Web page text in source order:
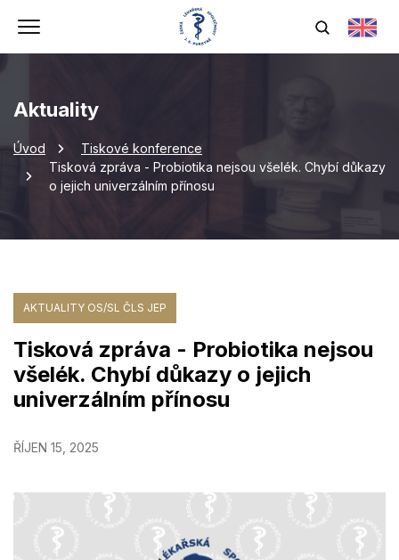
Aktuality
Úvod
Tiskové konference
Tisková zpráva - Probiotika nejsou všelék. Chybí důkazy
o jejich univerzálním přínosu
AKTUALITY OS/SL ČLS JEP
Tisková zpráva - Probiotika nejsou
všelék. Chybí důkazy o jejich
univerzálním přínosu
ŘÍJEN 15, 2025